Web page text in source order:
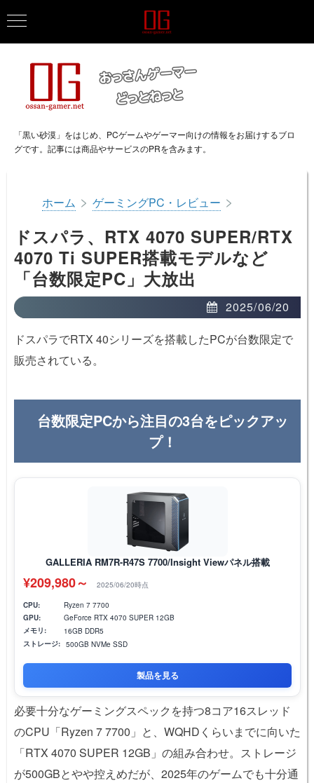
「黒い砂漠」をはじめ、PCゲームやゲーマー向けの情報をお届けするブロ
グです。記事には商品やサービスのPRを含みます。
ホーム > ゲーミングPC・レビュー >
ドスパラ、RTX 4070 SUPER/RTX
4070 Ti SUPER搭載モデルなど
「台数限定PC」大放出
2025/06/20
ドスパラでRTX 40シリーズを搭載したPCが台数限定で
販売されている。
台数限定PCから注目の3台をピックアッ
プ！
GALLERIA RM7R-R47S 7700/Insight Viewパネル搭載
¥209,980～ 2025/06/20時点
CPU:
Ryzen 7 7700
GPU:
GeForce RTX 4070 SUPER 12GB
メモリ:
16GB DDR5
ストレージ: 500GB NVMe SSD
製品を見る
必要十分なゲーミングスペックを持つ8コア16スレッド
のCPU「Ryzen 7 7700」と、WQHDくらいまでに向いた
「RTX 4070 SUPER 12GB」の組み合わせ。ストレージ
が500GBとやや控えめだが、2025年のゲームでも十分通